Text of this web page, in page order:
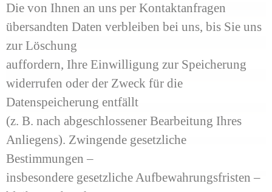
Die von Ihnen an uns per Kontaktanfragen
übersandten Daten verbleiben bei uns, bis Sie uns
zur Löschung
auffordern, Ihre Einwilligung zur Speicherung
widerrufen oder der Zweck für die
Datenspeicherung entfällt
(z. B. nach abgeschlossener Bearbeitung Ihres
Anliegens). Zwingende gesetzliche
Bestimmungen –
insbesondere gesetzliche Aufbewahrungsfristen –